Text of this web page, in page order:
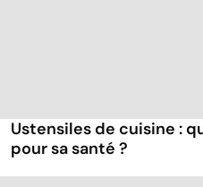
Ustensiles de cuisine :
pour sa santé ?